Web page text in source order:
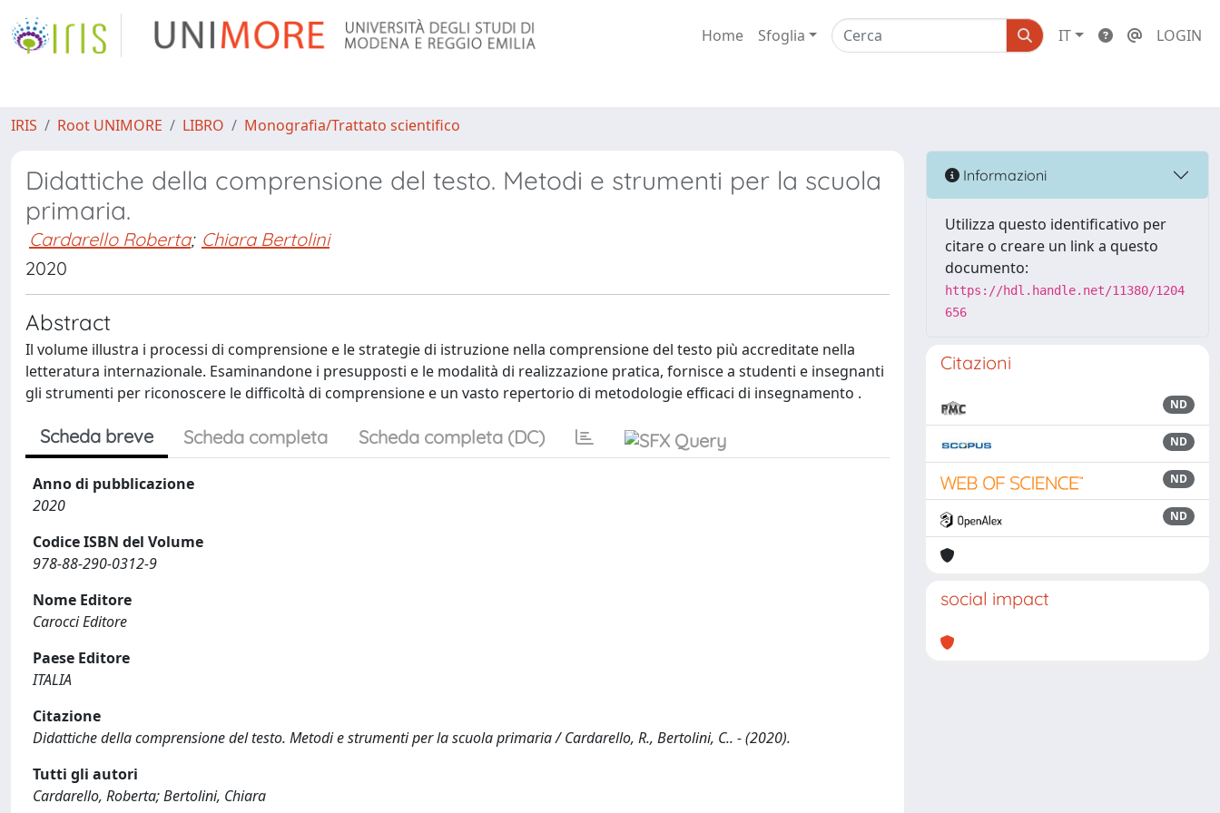
Home Sfoglia IT LOGIN
IRIS Root UNIMORE LIBRO Monografia/Trattato scientifico
Didattiche della comprensione del testo. Metodi e strumenti per la scuola
primaria.
Cardarello Roberta; Chiara Bertolini
2020
Abstract
Il volume illustra i processi di comprensione e le strategie di istruzione nella comprensione del testo più accreditate nella
letteratura internazionale. Esaminandone i presupposti e le modalità di realizzazione pratica, fornisce a studenti e insegnanti
gli strumenti per riconoscere le difficoltà di comprensione e un vasto repertorio di metodologie efficaci di insegnamento .
Scheda breve Scheda completa Scheda completa (DC)
Anno di pubblicazione
2020
Codice ISBN del Volume
978-88-290-0312-9
Nome Editore
Carocci Editore
Paese Editore
ITALIA
Citazione
Didattiche della comprensione del testo. Metodi e strumenti per la scuola primaria / Cardarello, R., Bertolini, C.. - (2020).
Tutti gli autori
Cardarello, Roberta; Bertolini, Chiara
Informazioni
Utilizza questo identificativo per
citare o creare un link a questo
documento:
https://hdl.handle.net/11380/1204
656
Citazioni
ND
ND
ND
ND
social impact